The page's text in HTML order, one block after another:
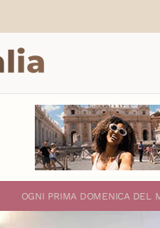
OGNI PRIMA DOMENICA DEL